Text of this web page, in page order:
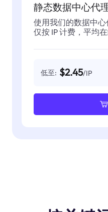
静态数据中心代
使用我们的数据中心
仅按 IP 计费，平均在
低至: $2.45/IP